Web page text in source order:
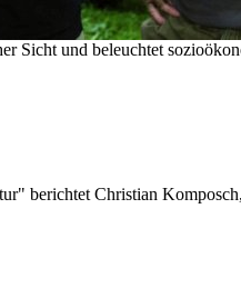
Sicht und beleuchtet
berichtet Christian